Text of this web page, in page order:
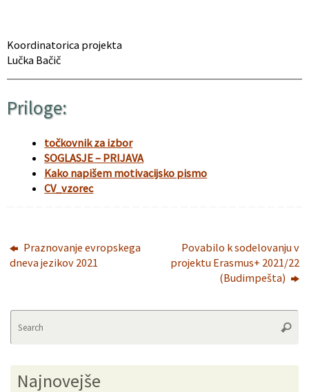
Koordinatorica projekta
Lučka Bačič
Priloge:
točkovnik za izbor
SOGLASJE – PRIJAVA
Kako napišem motivacijsko pismo
CV_vzorec
Praznovanje evropskega
dneva jezikov 2021
Povabilo k sodelovanju v
projektu Erasmus+ 2021/22
(Budimpešta)
Najnovejše